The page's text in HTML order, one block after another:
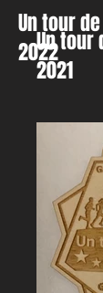
Un tour
2022Un tour
2021